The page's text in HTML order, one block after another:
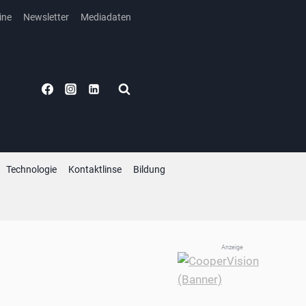
Newsletter Mediadaten
Technologie Kontaktlinse Bildung
Anzeige